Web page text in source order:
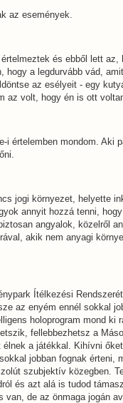
az események.
és ebből lett az,
hogy a legdurvább vád,
az esélyeit - egy
az volt, hogy én is ott
i értelemben mondom. Aki
jogi környezet, helyette
annyit hozzá tenni,
angyalok, közelről
akik nem anyagi
Ítélkezési
az enyém ennél sokkal
holoprogram mond ki
fellebbezhetsz a
a játékkal. Kihívni
jobban fognak érteni,
szubjektív közegben.
és azt alá is tudod
van, de az önmaga jogán